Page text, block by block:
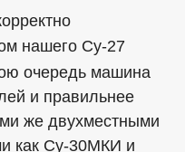
нашего Су-27
очередь машина
и правильнее
же двухместными
как Су-30МКИ и